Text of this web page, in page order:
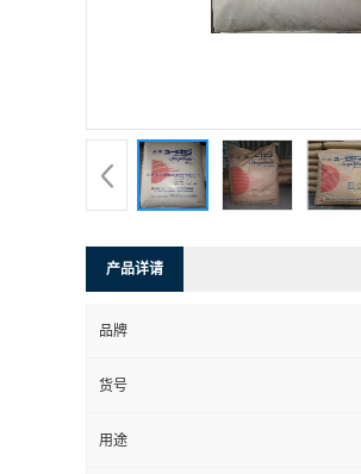
产品详请
品牌
货号
用途